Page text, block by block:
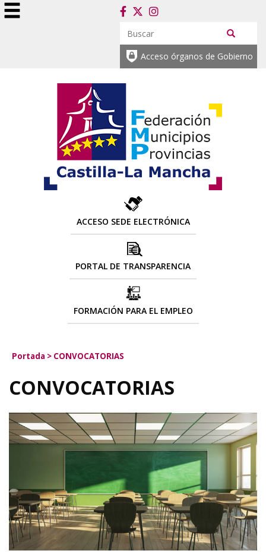
Acceso órganos de Gobierno
ACCESO SEDE ELECTRÓNICA
PORTAL DE TRANSPARENCIA
FORMACIÓN PARA EL EMPLEO
Portada > CONVOCATORIAS
CONVOCATORIAS